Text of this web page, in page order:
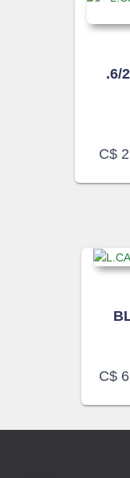
.6/
C$
C$